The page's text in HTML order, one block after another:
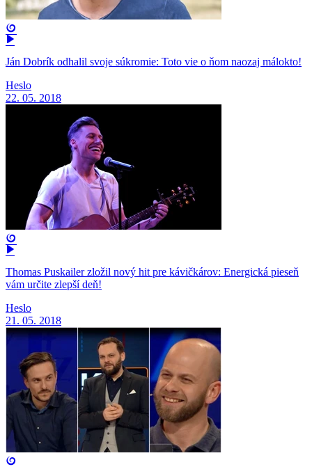
Ján Dobrík odhalil svoje súkromie: Toto vie o ňom naozaj málokto!
Heslo
22. 05. 2018
Thomas Puskailer zložil nový hit pre kávičkárov: Energická pieseň
vám určite zlepší deň!
Heslo
21. 05. 2018